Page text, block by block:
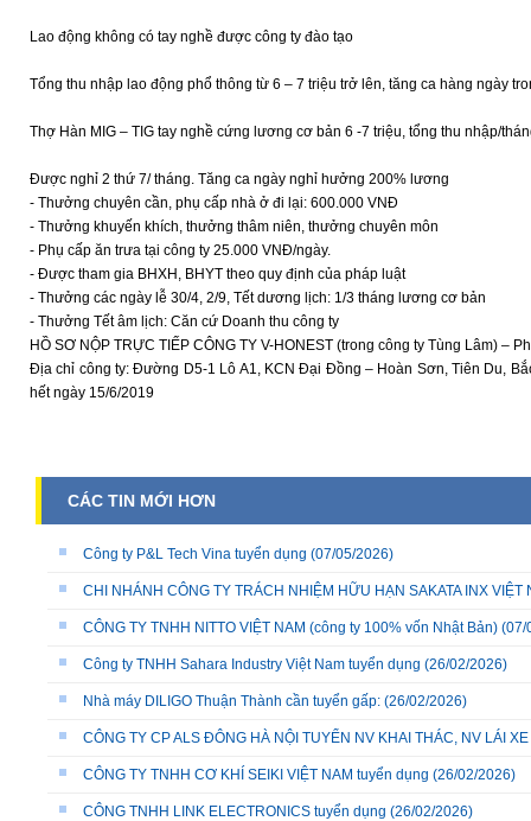
Lao động không có tay nghề được công ty đào tạo
Tổng thu nhập lao động phổ thông từ 6 – 7 triệu trở lên, tăng ca hàng ngày
Thợ Hàn MIG – TIG tay nghề cứng lương cơ bản 6 -7 triệu, tổng thu nhập/
Được nghỉ 2 thứ 7/ tháng. Tăng ca ngày nghỉ hưởng 200% lương
- Thưởng chuyên cần, phụ cấp nhà ở đi lại: 600.000 VNĐ
- Thưởng khuyến khích, thưởng thâm niên, thưởng chuyên môn
- Phụ cấp ăn trưa tại công ty 25.000 VNĐ/ngày.
- Được tham gia BHXH, BHYT theo quy định của pháp luật
- Thưởng các ngày lễ 30/4, 2/9, Tết dương lịch: 1/3 tháng lương cơ bản
- Thưởng Tết âm lịch: Căn cứ Doanh thu công ty
HỒ SƠ NỘP TRỰC TIẾP CÔNG TY V-HONEST (trong công ty Tùng Lâm) –
Địa chỉ công ty: Đường D5-1 Lô A1, KCN Đại Đồng – Hoàn Sơn, Tiên Du,
hết ngày 15/6/2019
CÁC TIN MỚI HƠN
Công ty P&L Tech Vina tuyển dụng (07/05/2026)
CHI NHÁNH CÔNG TY TRÁCH NHIỆM HỮU HẠN SAKATA INX
CÔNG TY TNHH NITTO VIỆT NAM (công ty 100% vốn Nhật Bản) (07/
Công ty TNHH Sahara Industry Việt Nam tuyển dụng (26/02/2026)
Nhà máy DILIGO Thuận Thành cần tuyển gấp: (26/02/2026)
CÔNG TY CP ALS ĐÔNG HÀ NỘI TUYỂN NV KHAI THÁC, NV LÁI
CÔNG TY TNHH CƠ KHÍ SEIKI VIỆT NAM tuyển dụng (26/02/2026)
CÔNG TNHH LINK ELECTRONICS tuyển dụng (26/02/2026)